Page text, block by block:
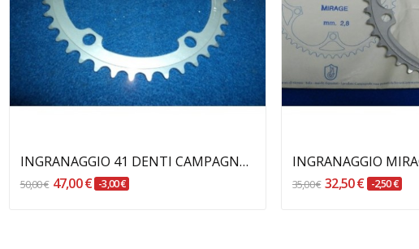
Aggiungi Al Carrello
INGRANAGGIO 41 DENTI CAMPAGNOLO
50,00 € 47,00 € -3,00 €
Aggiungi Al
35,00 € 32,50 € -2,50 €